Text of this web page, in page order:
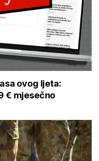
ovog ljeta:
€ mjesečno